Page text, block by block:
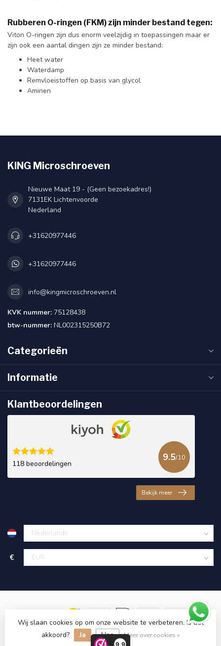
9,9
Rubberen O-ringen (FKM) zijn minder bestand tegen:
Viton O-ringen zijn dus enorm veelzijdig in toepassingen maar er
zijn ook een aantal dingen zijn ze minder bestand:
Heet water
Waterdamp
Remvloeistoffen op basis van glycol
Aminen
KING Microschroeven
Nieuwe Maat 19 - (Geen bezoekadres!)
7131EK Lichtenvoorde
Nederland
+31620977446
+31620977446
info@kingmicroschroeven.nl
KVK nummer: 75128438
btw-nummer: NL002315250B72
Categorieën
Informatie
Klantbeoordelingen
118 beoordelingen
9.5/10
Bekijk meer
€
© Copyright 2026 KING Microschroeven
Wij slaan cookies op om onze website te verbeteren. Is dat
akkoord?
Ja Nee Meer over cookies »